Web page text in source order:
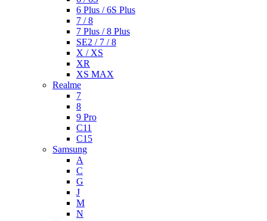
6 Plus / 6S Plus
7 / 8
7 Plus / 8 Plus
SE2 / 7 / 8
X / XS
XR
XS MAX
Realme
7
8
9 Pro
C11
C15
Samsung
A
C
G
J
M
N